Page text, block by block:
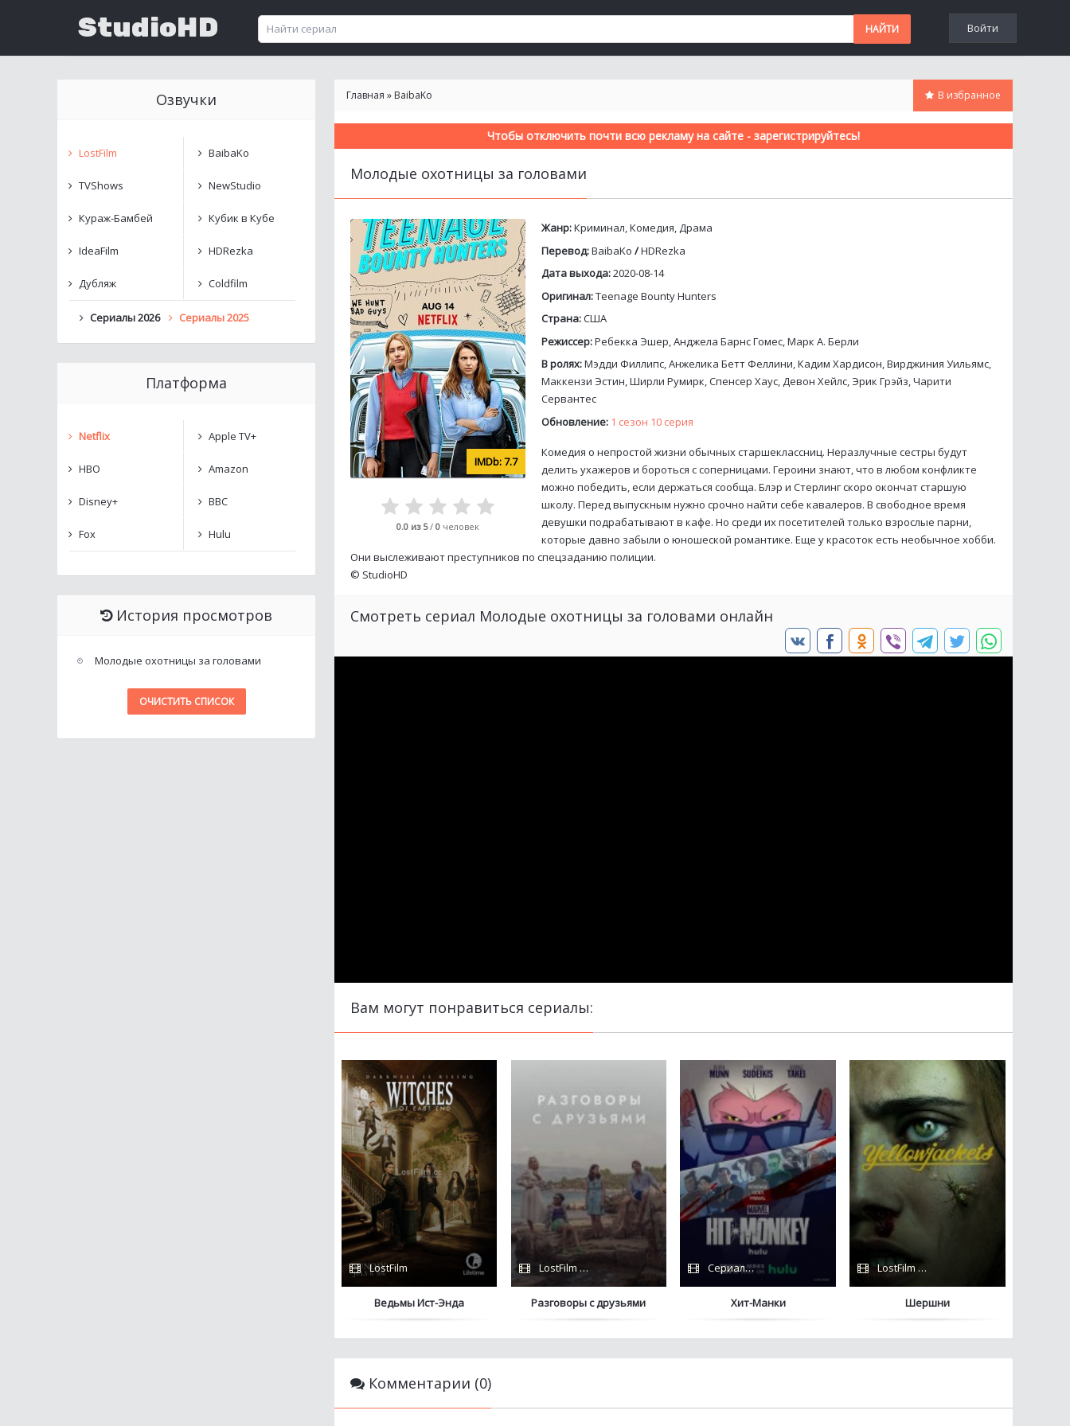
StudioHD Войти
Главная » BaibaKo В избранное
Чтобы отключить почти всю рекламу на сайте - зарегистрируйтесь!
Молодые охотницы за головами
7.7
0.0 из 5/ 0 человек
Жанр:Криминал, Комедия, Драма
Перевод:BaibaKo /HDRezka
Дата выхода:2020-08-14
Оригинал:Teenage Bounty Hunters
Страна:США
Режиссер:Ребекка Эшер, Анджела Барнс Гомес, Марк А. Берли
В ролях:Мэдди Филлипс, Анжелика Бетт Феллини, Кадим Хардисон, Вирджиния Уильямс,
Маккензи Эстин, Ширли Румирк, Спенсер Хаус, Девон Хейлс, Эрик Грэйз, Чарити
Сервантес
Обновление: 1 сезон 10 серия
Комедия о непростой жизни обычных старшеклассниц. Неразлучные сестры будут
делить ухажеров и бороться с соперницами. Героини знают, что в любом конфликте
можно победить, если держаться сообща. Блэр и Стерлинг скоро окончат старшую
школу. Перед выпускным нужно срочно найти себе кавалеров. В свободное время
девушки подрабатывают в кафе. Но среди их посетителей только взрослые парни,
которые давно забыли о юношеской романтике. Еще у красоток есть необычное хобби.
Они выслеживают преступников по спецзаданию полиции.
© StudioHD
Смотреть сериал Молодые охотницы за головами онлайн
Вам могут понравиться сериалы:
LostFilm
Ведьмы Ист-Энда
LostFilm / Сериалы 2022 / Hulu
Разговоры с друзьями
Сериалы 2021 / Hulu
Хит-Манки
LostFilm / Сериалы 2021 / Сериалы
Шершни
Комментарии (0)
Озвучки
LostFilm BaibaKo
TVShows NewStudio
Кураж-Бамбей Кубик в Кубе
IdeaFilm HDRezka
Дубляж Coldfilm
Сериалы 2026 Сериалы 2025
Платформа
Netflix Apple TV+
HBO Amazon
Disney+ BBC
Fox Hulu
История просмотров
Молодые охотницы за головами
ОЧИСТИТЬ СПИСОК